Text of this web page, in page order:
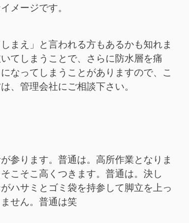
メージです。
まえ」と言われる方もあるかも知れま
てしまうことで、さらに防水層を痛
なってしまうことがありますので、こ
、管理会社にご相談下さい。
参ります。普通は。高所作業となりま
こそこ高くつきます。普通は。決し
ハサミとゴミ袋を持参して脚立を上っ
せん。普通は笑